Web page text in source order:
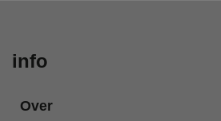
info
Over